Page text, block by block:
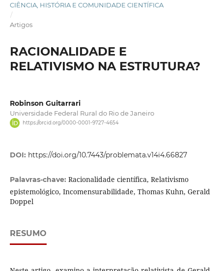
CIÊNCIA, HISTÓRIA E COMUNIDADE CIENTÍFICA
/
Artigos
RACIONALIDADE E
RELATIVISMO NA ESTRUTURA?
Robinson Guitarrari
Universidade Federal Rural do Rio de Janeiro
https://orcid.org/0000-0001-9727-4654
DOI: https://doi.org/10.7443/problemata.v14i4.66827
Palavras-chave: Racionalidade científica, Relativismo
epistemológico, Incomensurabilidade, Thomas Kuhn, Gerald
Doppel
RESUMO